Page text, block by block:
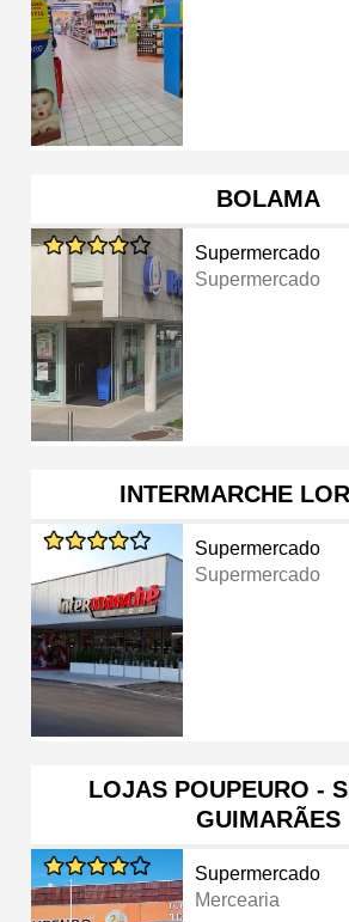
BOLAMA
Supermercado
Supermercado
INTERMARCHE
Supermercado
Supermercado
LOJAS POUPEURO -
GUIMARÃES
Supermercado
Mercearia